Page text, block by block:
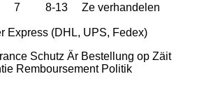
7 8-13 Ze verhandelen
Express (DHL, UPS, Fedex)
Schutz Är Bestellung op Zäit
Remboursement Politik